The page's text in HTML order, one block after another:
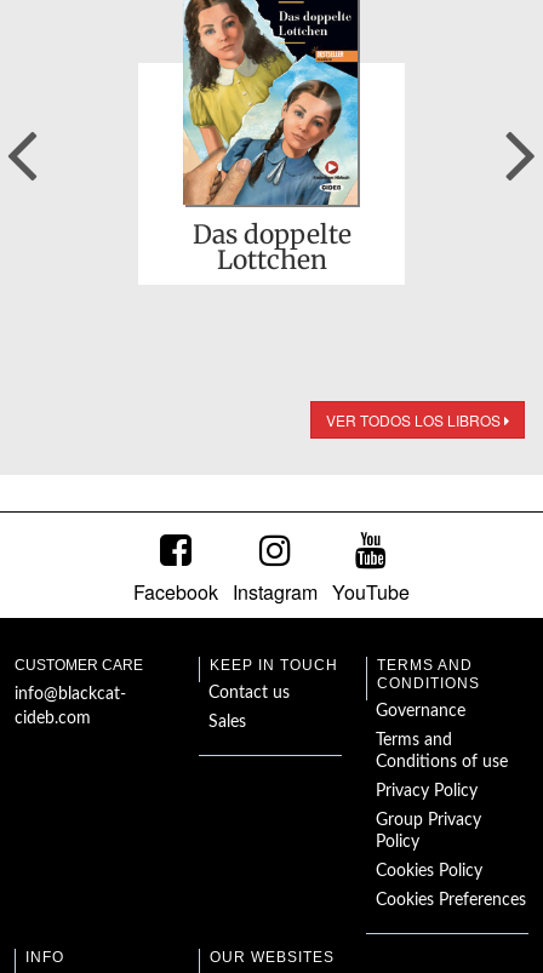
Das doppelte
Lottchen
Previous
VER TODOS LOS LIBROS
Facebook Instagram YouTube